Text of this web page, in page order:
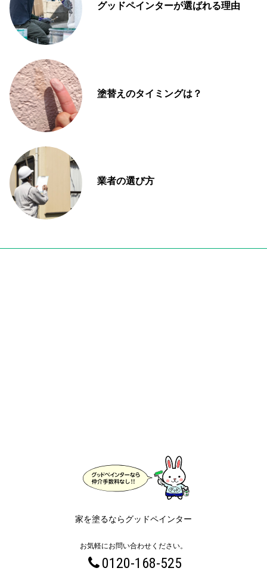
グッドペインターが選ばれる理由
塗替えのタイミングは？
業者の選び方
家を塗るならグッドペインター
お気軽にお問い合わせください。
0120-168-525